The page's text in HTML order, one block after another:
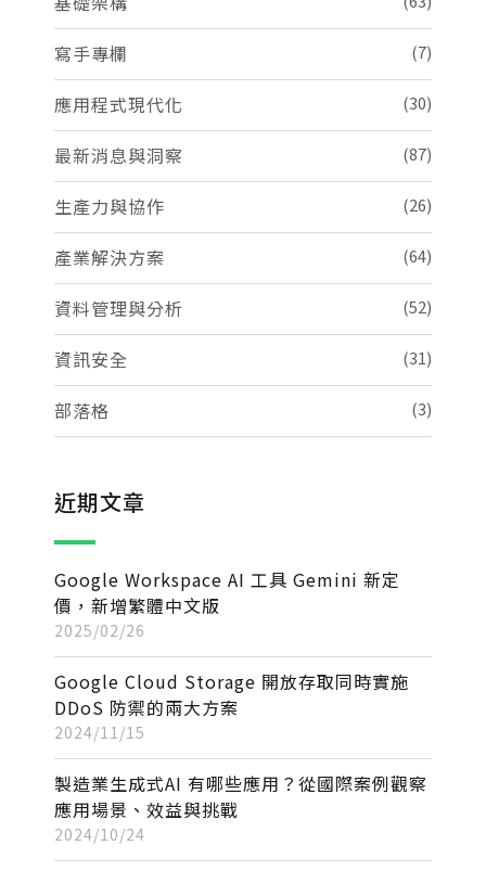
寫手專欄 (7)
應用程式現代化 (30)
最新消息與洞察 (87)
生產力與協作 (26)
產業解決方案 (64)
資料管理與分析 (52)
資訊安全 (31)
部落格 (3)
近期文章
Google Workspace AI 工具 Gemini 新定
價，新增繁體中文版
2025/02/26
Google Cloud Storage 開放存取同時實施
DDoS 防禦的兩大方案
2024/11/15
製造業生成式AI 有哪些應用？從國際案例觀察
應用場景、效益與挑戰
2024/10/24